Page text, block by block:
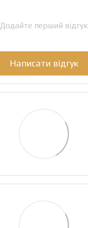
Додайте перший відгук
Написати відгук